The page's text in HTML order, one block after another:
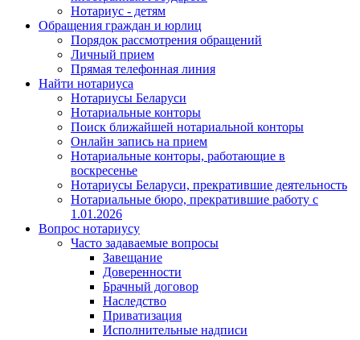
Нотариус - детям
Обращения граждан и юрлиц
Порядок рассмотрения обращений
Личный прием
Прямая телефонная линия
Найти нотариуса
Нотариусы Беларуси
Нотариальные конторы
Поиск ближайшей нотариальной конторы
Онлайн запись на прием
Нотариальные конторы, работающие в
воскресенье
Нотариусы Беларуси, прекратившие деятельность
Нотариальные бюро, прекратившие работу с
1.01.2026
Вопрос нотариусу
Часто задаваемые вопросы
Завещание
Доверенности
Брачный договор
Наследство
Приватизация
Исполнительные надписи